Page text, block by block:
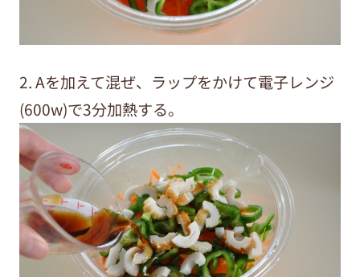
2. Aを加えて混ぜ、ラップをかけて電子レンジ
(600w)で3分加熱する。